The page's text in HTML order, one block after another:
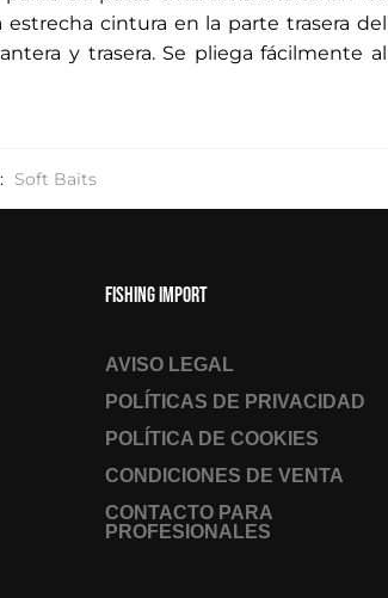
cintura en la parte trasera del
y trasera. Se pliega fácilmente al
Soft Baits
Fishing Import
AVISO LEGAL
POLÍTICAS DE PRIVACIDAD
POLÍTICA DE COOKIES
CONDICIONES DE VENTA
CONTACTO PARA
PROFESIONALES